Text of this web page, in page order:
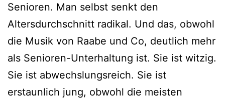
Senioren. Man selbst senkt den
Altersdurchschnitt radikal. Und das, obwohl
die Musik von Raabe und Co, deutlich mehr
als Senioren-Unterhaltung ist. Sie ist witzig.
Sie ist abwechslungsreich. Sie ist
erstaunlich jung, obwohl die meisten